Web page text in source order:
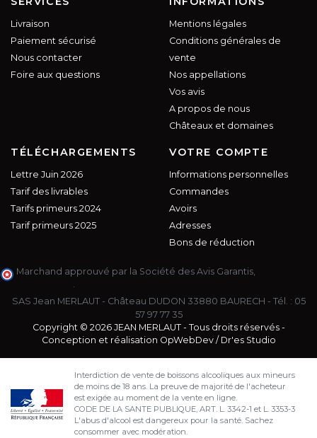
Livraison
Paiement sécurisé
Nous contacter
Foire aux questions
Mentions légales
Conditions générales de
vente
Nos appellations
Vos avis
A propos de nous
Châteaux et domaines
TÉLÉCHARGEMENTS
Lettre Juin 2026
Tarif des livrables
Tarifs primeurs 2024
Tarif primeurs 2025
VOTRE COMPTE
Informations personnelles
Commandes
Avoirs
Adresses
Bons de réduction
Marchand approuvé par la Société des Avis Garantis,
.
SAS Jean MERLAUT - Château DUDON 33880 BAURECH - Tél. : 05
57 97 77 35
Copyright © 2026 JEAN MERLAUT - Tous droits réservés -
Conception et réalisation OpWebDev/ Dr'es Studio
Interdiction de vente de boissons alcooliques aux mineurs
de moins de 18 ans. La preuve de majorité de l'acheteur
est exigée au moment de la vente en ligne.
CODE DE LA SANTE PUBLIQUE, ART. L. 3342-1 et L. 3353-3
L'abus d'alcool est dangereux pour la santé. Sachez
consommer avec modération.